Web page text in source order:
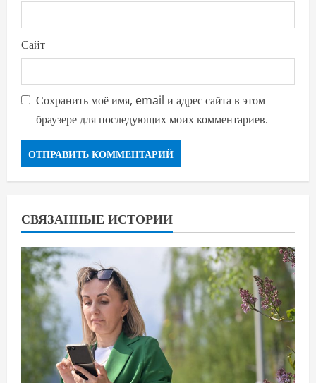
Сайт
Сохранить моё имя, email и адрес сайта в этом
браузере для последующих моих комментариев.
СВЯЗАННЫЕ ИСТОРИИ